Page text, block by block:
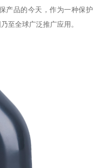
产品的今天，作为一种保护
至全球广泛推广应用。